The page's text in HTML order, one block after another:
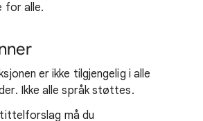
for alle.
er ikke tilgjengelig i alle
Ikke alle språk støttes.
tittelforslag må du